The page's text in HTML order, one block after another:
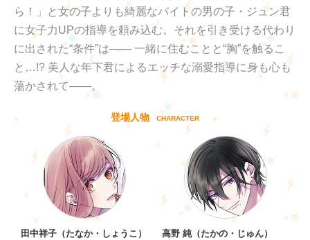
ら！」と女の子よりも綺麗なバイトの男の子・ジュン君
に女子力UPの指導を頼み込む。それを引き受ける代わり
に出された“条件”は―― 一緒に住むことと“胸”を触るこ
と…!? 美人な年下君によるエッチな溺愛指導に身も心も
蕩かされて――。
登場人物 CHARACTER
田中祥子（たなか・しょうこ）
高野 純（たかの・じゅん）